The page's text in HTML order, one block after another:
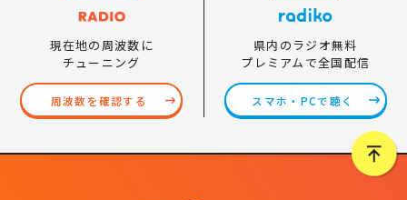
現在地の周波数に
チューニング
周波数を確認する
県内のラジオ無料
プレミアムで全国配信
スマホ・PCで聴く